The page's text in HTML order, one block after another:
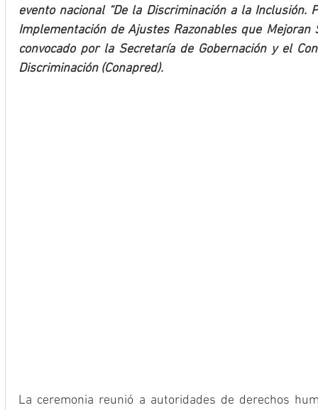
evento nacional “De la Discriminación a la Inclusión.
Implementación de Ajustes Razonables que Mejoran
convocado por la Secretaría de Gobernación y el
Discriminación (Conapred).
La ceremonia reunió a autoridades de derechos